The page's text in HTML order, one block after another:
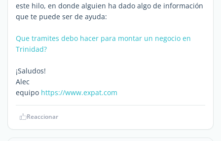
este hilo, en donde alguien ha dado algo de información
que te puede ser de ayuda:
Que tramites debo hacer para montar un negocio en
Trinidad?
¡Saludos!
Alec
equipo https://www.expat.com
Reaccionar